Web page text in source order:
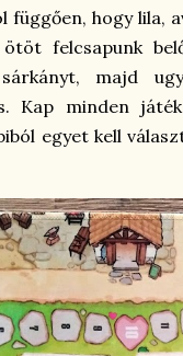
függően, hogy lila,
felcsapunk
sárkányt, majd
Kap minden
egyet kell